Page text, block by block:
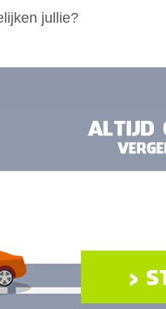
jullie?